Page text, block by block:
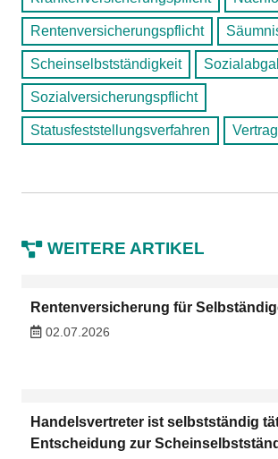
Rentenversicherungspflicht
Scheinselbstständigkeit
Sozialversicherungspflicht
Statusfeststellungsverfahren
WEITERE ARTIKEL
Rentenversicherung für
02.07.2026
Handelsvertreter ist selbstständig
Entscheidung zur